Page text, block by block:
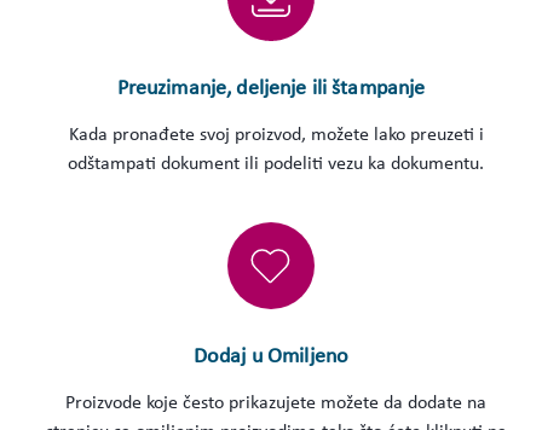
Preuzimanje, deljenje ili štampanje
Kada pronađete svoj proizvod, možete lako preuzeti i
odštampati dokument ili podeliti vezu ka dokumentu.
Dodaj u Omiljeno
Proizvode koje često prikazujete možete da dodate na